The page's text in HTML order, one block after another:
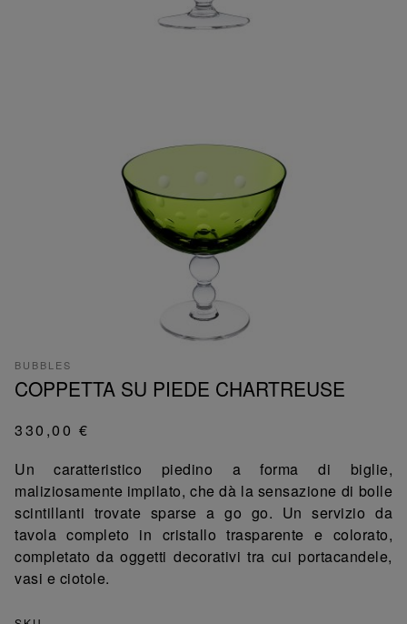
BUBBLES
COPPETTA SU PIEDE CHARTREUSE
330,00 €
Un caratteristico piedino a forma di biglie,
maliziosamente impilato, che dà la sensazione di bolle
scintillanti trovate sparse a go go. Un servizio da
tavola completo in cristallo trasparente e colorato,
completato da oggetti decorativi tra cui portacandele,
vasi e ciotole.